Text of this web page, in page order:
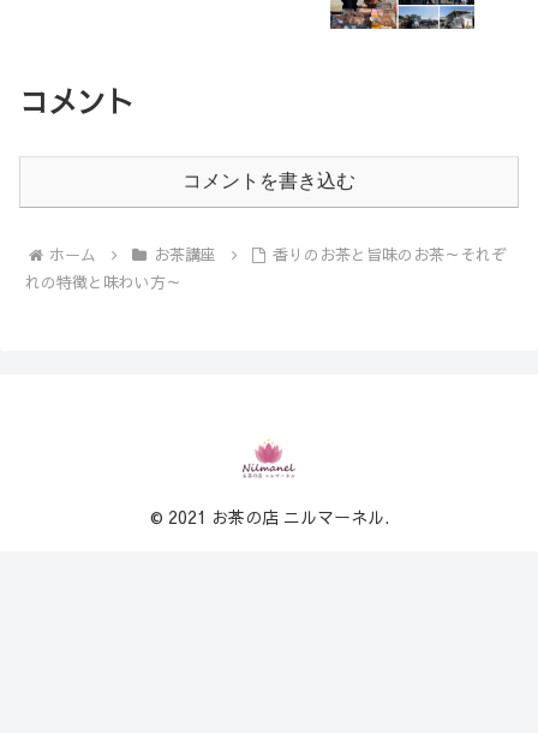
コメント
コメントを書き込む
ホーム お茶講座
香りのお茶と旨味のお茶～それぞ
れの特徴と味わい方～
© 2021 お茶の店 ニルマーネル.